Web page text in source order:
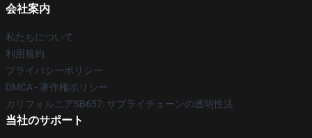
会社案内
私たちについて
利用規約
プライバシーポリシー
DMCA - 著作権ポリシー
カリフォルニアSB657: サプライチェーンの透明性法
当社のサポート